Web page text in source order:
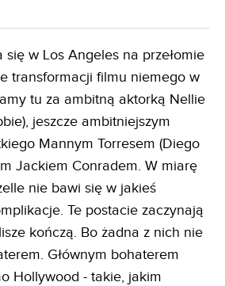
się w Los Angeles na przełomie
transformacji filmu niemego w
tu za ambitną aktorką Nellie
jeszcze ambitniejszym
Mannym Torresem (Diego
Jackiem Conradem. W miarę
nie bawi się w jakieś
Te postacie zaczynają
kończą. Bo żadna z nich nie
Głównym bohaterem
Hollywood - takie, jakim